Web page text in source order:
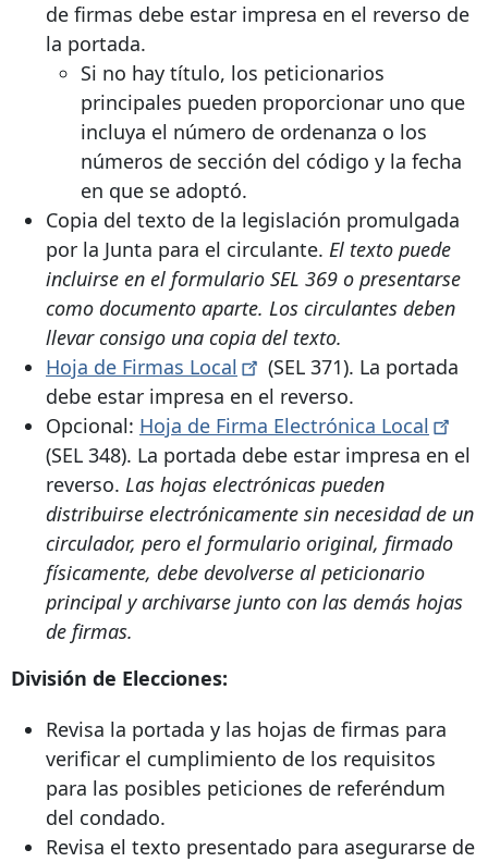
de firmas debe estar impresa en el reverso de
la portada.
Si no hay título, los peticionarios
principales pueden proporcionar uno que
incluya el número de ordenanza o los
números de sección del código y la fecha
en que se adoptó.
Copia del texto de la legislación promulgada
por la Junta para el circulante. El texto puede
incluirse en el formulario SEL 369 o presentarse
como documento aparte. Los circulantes deben
llevar consigo una copia del texto.
Hoja de Firmas Local
(SEL 371). La portada
debe estar impresa en el reverso.
Opcional: Hoja de Firma Electrónica Local
(SEL 348). La portada debe estar impresa en el
reverso. Las hojas electrónicas pueden
distribuirse electrónicamente sin necesidad de un
circulador, pero el formulario original, firmado
físicamente, debe devolverse al peticionario
principal y archivarse junto con las demás hojas
de firmas.
División de Elecciones:
Revisa la portada y las hojas de firmas para
verificar el cumplimiento de los requisitos
para las posibles peticiones de referéndum
del condado.
Revisa el texto presentado para asegurarse de